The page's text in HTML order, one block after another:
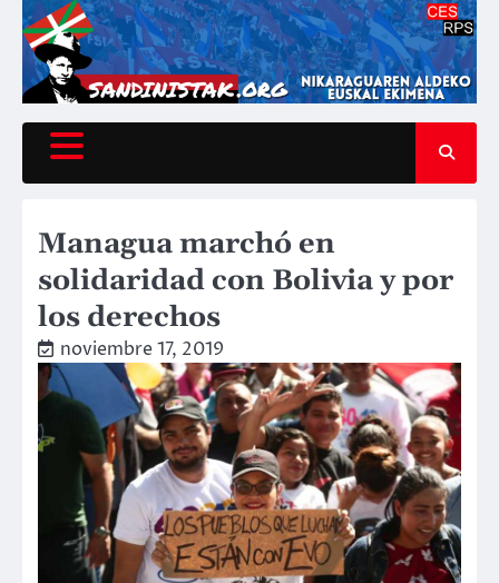
Saltar
contenido
Managua marchó en
solidaridad con Bolivia y por
los derechos
noviembre 17, 2019